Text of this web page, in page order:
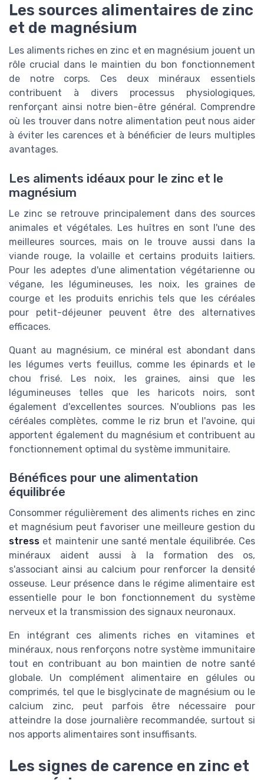
Les sources alimentaires de zinc
et de magnésium
Les aliments riches en zinc et en magnésium jouent un
rôle crucial dans le maintien du bon fonctionnement
de notre corps. Ces deux minéraux essentiels
contribuent à divers processus physiologiques,
renforçant ainsi notre bien-être général. Comprendre
où les trouver dans notre alimentation peut nous aider
à éviter les carences et à bénéficier de leurs multiples
avantages.
Les aliments idéaux pour le zinc et le
magnésium
Le zinc se retrouve principalement dans des sources
animales et végétales. Les huîtres en sont l'une des
meilleures sources, mais on le trouve aussi dans la
viande rouge, la volaille et certains produits laitiers.
Pour les adeptes d'une alimentation végétarienne ou
végane, les légumineuses, les noix, les graines de
courge et les produits enrichis tels que les céréales
pour petit-déjeuner peuvent être des alternatives
efficaces.
Quant au magnésium, ce minéral est abondant dans
les légumes verts feuillus, comme les épinards et le
chou frisé. Les noix, les graines, ainsi que les
légumineuses telles que les haricots noirs, sont
également d'excellentes sources. N'oublions pas les
céréales complètes, comme le riz brun et l'avoine, qui
apportent également du magnésium et contribuent au
fonctionnement optimal du système immunitaire.
Bénéfices pour une alimentation
équilibrée
Consommer régulièrement des aliments riches en zinc
et magnésium peut favoriser une meilleure gestion du
stress et maintenir une santé mentale équilibrée. Ces
minéraux aident aussi à la formation des os,
s'associant ainsi au calcium pour renforcer la densité
osseuse. Leur présence dans le régime alimentaire est
essentielle pour le bon fonctionnement du système
nerveux et la transmission des signaux neuronaux.
En intégrant ces aliments riches en vitamines et
minéraux, nous renforçons notre système immunitaire
tout en contribuant au bon maintien de notre santé
globale. Un complément alimentaire en gélules ou
comprimés, tel que le bisglycinate de magnésium ou le
calcium zinc, peut parfois être nécessaire pour
atteindre la dose journalière recommandée, surtout si
nos apports alimentaires sont insuffisants.
Les signes de carence en zinc et